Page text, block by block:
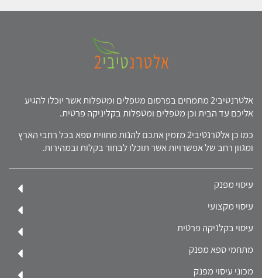
אלטרנטיבי2 מתמחים בפרסום מטפלים ומטפלות אשר יוכלו להגיע
אליכם עד הבית וכן מטפלים ומטפלות בקליניקה פרטית.
כמו כן אלטרנטיבי2 מזמין אתכם להנות מחווית ספא בכל רחבי הארץ
ומגוון רחב של אפשרויות אשר תוכלו לבחור בקלות ובמהירות.
עיסוי מפנק
עיסוי מקצועי
עיסוי בקלניקה פרטית
מתחמי ספא מפנק
מכוני עיסוי מפנק